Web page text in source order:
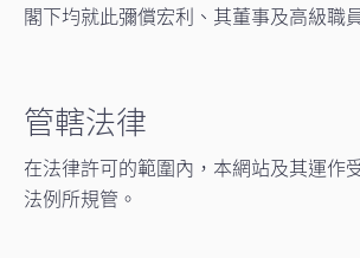
閣下均就此彌償宏利、其董事及高級職
管轄法律
在法律許可的範圍內，本網站及其運作
法例所規管。